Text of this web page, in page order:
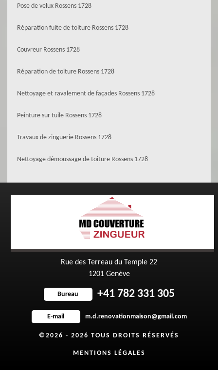
Pose de velux Rossens 1728
Réparation fuite de toiture Rossens 1728
Couvreur Rossens 1728
Réparation de toiture Rossens 1728
Nettoyage et ravalement de façades Rossens 1728
Peinture sur tuile Rossens 1728
Travaux de zinguerie Rossens 1728
Nettoyage démoussage de toiture Rossens 1728
Rue des Terreau du Temple 22
1201 Genève
Bureau +41 782 331 305
E-mail m.d.renovationmaison@gmail.com
©2026 - 2026 TOUS DROITS RÉSERVÉS
MENTIONS LÉGALES